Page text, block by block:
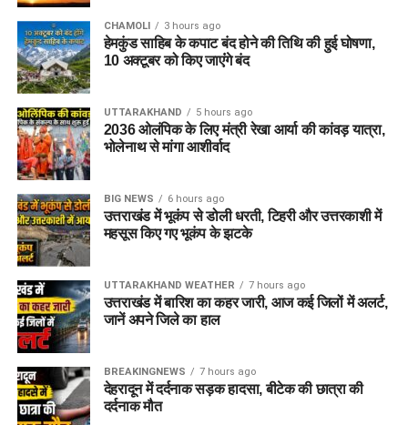
2. आरोपी पर क्या आरोप हैं?
आरोपी पर खुद को केंद्र सरकार, गृह मंत्रालय, रक्षा मंत्रालय और भारतीय
सेना का वरिष्ठ अधिकारी बताकर लोगों से ठगी करने का आरोप है।
3. शिकायत किसने दर्ज कराई थी?
दिल्ली निवासी एक युवती ने शिकायत दर्ज कराई थी। आरोप है कि आरोपी ने
ठग लिए।
4. आरोपी लोगों को कैसे झांसे में लेता था?
पुलिस के अनुसार, आरोपी अलग-अलग लोगों के सामने अपनी पहचान
बदलता था और खुद को कभी गृह मंत्रालय, कभी रक्षा मंत्रालय तो कभी
सेना का वरिष्ठ अधिकारी बताकर लोगों का भरोसा जीतता था।
5. पुलिस को आरोपी के पास से क्या बरामद
हुआ?
CHAMOLI 3 hours ago
हेमकुंड साहिब के कपाट बंद होने की तिथि की हुई घोषणा,
10 अक्टूबर को किए जाएंंगे बंद
UTTARAKHAND 5 hours ago
2036 ओलंपिक के लिए मंत्री रेखा आर्या की कांवड़ यात्रा,
भोलेनाथ से मांगा आशीर्वाद
BIG NEWS 6 hours ago
उत्तराखंड में भूकंप से डोली धरती, टिहरी और उत्तरकाशी में
महसूस किए गए भूकंप के झटके
UTTARAKHAND WEATHER 7 hours ago
उत्तराखंड में बारिश का कहर जारी, आज कई जिलों में अलर्ट,
जानें अपने जिले का हाल
BREAKINGNEWS 7 hours ago
देहरादून में दर्दनाक सड़क हादसा, बीटेक की छात्रा की
दर्दनाक मौत